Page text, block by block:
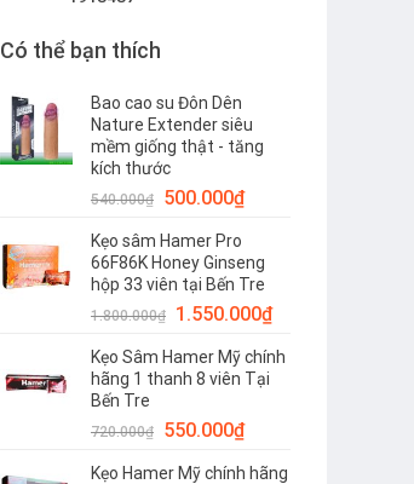
Có thể bạn thích
Bao cao su Đôn Dên
Nature Extender siêu
mềm giống thật - tăng
kích thước
540.000₫
Giá
là:
540.000₫.
500.000₫Giá
là:
500.000₫.
Kẹo sâm Hamer Pro
66F86K Honey Ginseng
hộp 33 viên tại Bến Tre
1.800.000₫
Giá
là:
1.800.000₫.
1.550.000₫Giá
tại
Kẹo Sâm Hamer Mỹ chính
hãng 1 thanh 8 viên Tại
Bến Tre
720.000₫
Giá
550.000₫Giá
Kẹo Hamer Mỹ chính hãng